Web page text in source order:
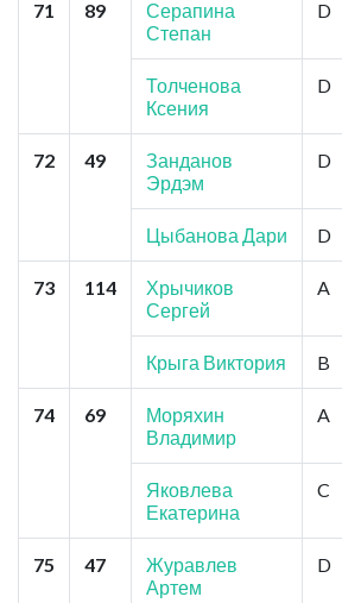
71 89
Серапина
Степан
D
Толченова
Ксения
D
72 49
Занданов
Эрдэм
D
Цыбанова Дари
D
73 114
Хрычиков
Сергей
A
Крыга Виктория
B
74 69
Моряхин
Владимир
A
Яковлева
Екатерина
C
75 47
Журавлев
Артем
D